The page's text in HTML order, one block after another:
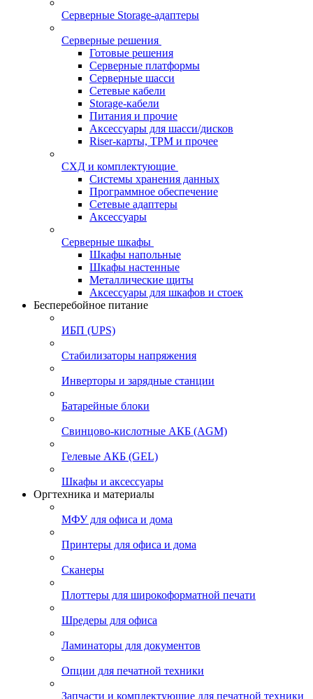
Серверные Storage-адаптеры
Серверные решения
Готовые решения
Серверные платформы
Серверные шасси
Сетевые кабели
Storage-кабели
Питания и прочие
Аксессуары для шасси/дисков
Riser-карты, TPM и прочее
СХД и комплектующие
Системы хранения данных
Программное обеспечение
Сетевые адаптеры
Аксессуары
Серверные шкафы
Шкафы напольные
Шкафы настенные
Металлические щиты
Аксессуары для шкафов и стоек
Бесперебойное питание
ИБП (UPS)
Стабилизаторы напряжения
Инверторы и зарядные станции
Батарейные блоки
Свинцово-кислотные АКБ (AGM)
Гелевые АКБ (GEL)
Шкафы и аксессуары
Оргтехника и материалы
МФУ для офиса и дома
Принтеры для офиса и дома
Сканеры
Плоттеры для широкоформатной печати
Шредеры для офиса
Ламинаторы для документов
Опции для печатной техники
Запчасти и комплектующие для печатной техники